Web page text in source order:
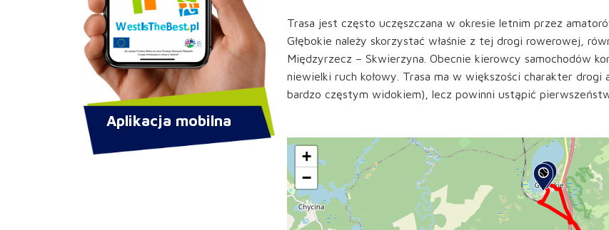
Trasa jest często uczęszczana w okresie letnim przez
Głębokie należy skorzystać właśnie z tej drogi rowerowej,
Międzyrzecz – Skwierzyna. Obecnie kierowcy samochodów
niewielki ruch kołowy. Trasa ma w większości charakter
bardzo częstym widokiem), lecz powinni ustąpić
+
−
Aplikacja mobilna